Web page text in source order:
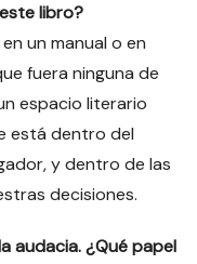
libro?
un manual o en
fuera ninguna de
espacio literario
está dentro del
y dentro de las
decisiones.
audacia. ¿Qué papel